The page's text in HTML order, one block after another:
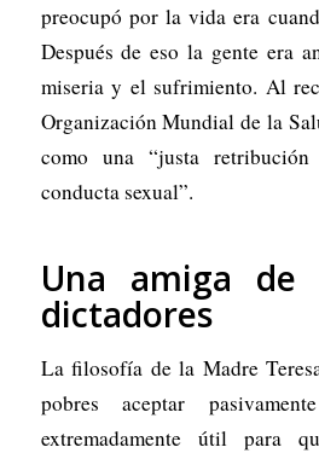
preocupó por la vida era
Después de eso la gente era
miseria y el sufrimiento. Al
Organización Mundial de la
como una “justa
conducta sexual”.
Una amiga de
dictadores
La filosofía de la Madre
pobres aceptar
extremadamente útil para